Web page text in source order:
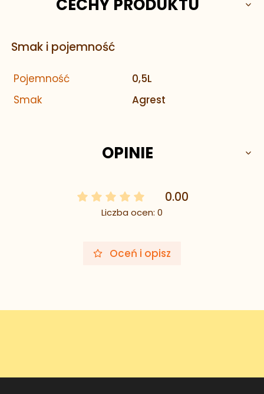
CECHY PRODUKTU
Smak i pojemność
Pojemność
0,5L
Smak
Agrest
OPINIE
0.00
Liczba ocen: 0
Oceń i opisz